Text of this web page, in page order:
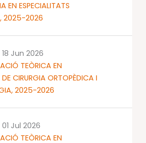
EN ESPECIALITATS
2025-2026
TEÒRICA EN
DE CIRURGIA ORTOPÈDICA I
2025-2026
18 Jun 2026
TEÒRICA EN
01 Jul 2026